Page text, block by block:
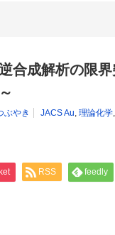
合成解析の限
ぶやき JACS Au, 理論化学,
RSS feedly